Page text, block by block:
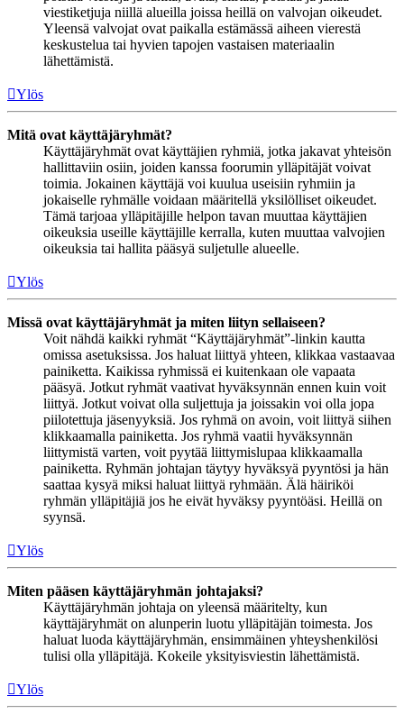
viestiketjuja niillä alueilla joissa heillä on valvojan oikeudet.
Yleensä valvojat ovat paikalla estämässä aiheen vierestä
keskustelua tai hyvien tapojen vastaisen materiaalin
lähettämistä.
Ylös
Mitä ovat käyttäjäryhmät?
Käyttäjäryhmät ovat käyttäjien ryhmiä, jotka jakavat yhteisön
hallittaviin osiin, joiden kanssa foorumin ylläpitäjät voivat
toimia. Jokainen käyttäjä voi kuulua useisiin ryhmiin ja
jokaiselle ryhmälle voidaan määritellä yksilölliset oikeudet.
Tämä tarjoaa ylläpitäjille helpon tavan muuttaa käyttäjien
oikeuksia useille käyttäjille kerralla, kuten muuttaa valvojien
oikeuksia tai hallita pääsyä suljetulle alueelle.
Ylös
Missä ovat käyttäjäryhmät ja miten liityn sellaiseen?
Voit nähdä kaikki ryhmät “Käyttäjäryhmät”-linkin kautta
omissa asetuksissa. Jos haluat liittyä yhteen, klikkaa vastaavaa
painiketta. Kaikissa ryhmissä ei kuitenkaan ole vapaata
pääsyä. Jotkut ryhmät vaativat hyväksynnän ennen kuin voit
liittyä. Jotkut voivat olla suljettuja ja joissakin voi olla jopa
piilotettuja jäsenyyksiä. Jos ryhmä on avoin, voit liittyä siihen
klikkaamalla painiketta. Jos ryhmä vaatii hyväksynnän
liittymistä varten, voit pyytää liittymislupaa klikkaamalla
painiketta. Ryhmän johtajan täytyy hyväksyä pyyntösi ja hän
saattaa kysyä miksi haluat liittyä ryhmään. Älä häiriköi
ryhmän ylläpitäjiä jos he eivät hyväksy pyyntöäsi. Heillä on
syynsä.
Ylös
Miten pääsen käyttäjäryhmän johtajaksi?
Käyttäjäryhmän johtaja on yleensä määritelty, kun
käyttäjäryhmät on alunperin luotu ylläpitäjän toimesta. Jos
haluat luoda käyttäjäryhmän, ensimmäinen yhteyshenkilösi
tulisi olla ylläpitäjä. Kokeile yksityisviestin lähettämistä.
Ylös